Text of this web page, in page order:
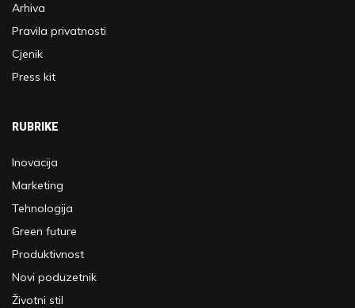
Arhiva
Pravila privatnosti
Cjenik
Press kit
RUBRIKE
Inovacija
Marketing
Tehnologija
Green future
Produktivnost
Novi poduzetnik
Životni stil